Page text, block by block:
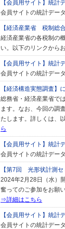
【会員用サイト】統計
会員サイトの統計デー
【経済産業省 税制総
経済産業省の各税制の
い。以下のリンクから
【会員用サイト】統計
会員サイトの統計デー
【経済構造実態調査】
総務省・経済産業省で
ます。なお、今回の調
たします。詳しくは、
ら
【会員用サイト】統計
会員サイトの統計デー
【第7回 光形状計測
2024年2月28日（水）
奮ってのご参加をお願
⇒詳細はこちら
【会員用サイト】統計
会員サイトの統計デー